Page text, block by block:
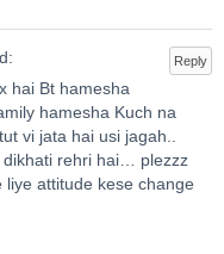
Reply
hai Bt hamesha
hamesha Kuch na
vi jata hai usi jagah..
dikhati rehri hai… plezzz
attitude kese change